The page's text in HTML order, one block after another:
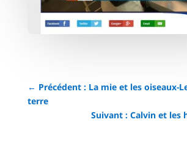
← Précédent : La mie et les oiseaux-
terre
Suivant : Calvin et les